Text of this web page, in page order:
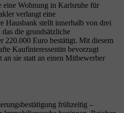
eine Wohnung in Karlsruhe für
verlangt eine
Hausbank stellt innerhalb von drei
die grundsätzliche
220.000 Euro bestätigt. Mit diesem
Kaufinteressentin bevorzugt
an sie statt an einen Mitbewerber
frühzeitig –